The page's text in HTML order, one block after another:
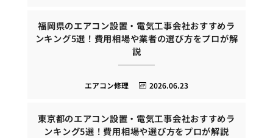
福岡県のエアコン設置・電気工事会社おすすめラ
ンキング5選！費用相場や業者の選び方をプロが解
説
2026.06.23
エアコン修理
東京都のエアコン設置・電気工事会社おすすめラ
ンキング5選！費用相場や選び方をプロが解説